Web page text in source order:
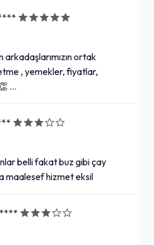
ortak
, yemekler, fiyatlar,
…
belli fakat buz gibi çay
maalesef hizmet eksil